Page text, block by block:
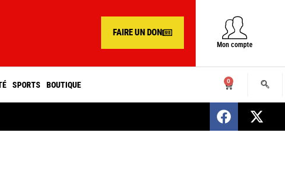
FAIRE UN DON
Mon compte
SPORTS BOUTIQUE 0
SENEGAL : Nomination d’un nouveau